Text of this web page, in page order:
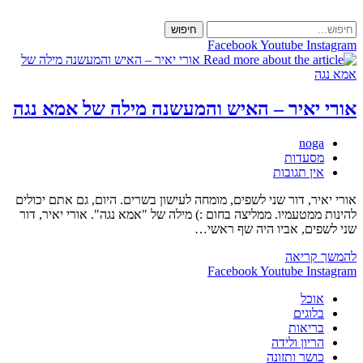
to
content
חיפוש
FacebookYoutube Instagram
אורי יאיר – האיש והמעשנה מילה של אמא נגה
מחבר:
noga
קטגוריה:
מסעדות
תגובות:
אין תגובות
אורי יאיר, דור שני לשפים, מומחה לעישון בשרים. היום, גם אתם יכולים
להינות ממטעמיו. ממליצה בחום :) מילה של "אמא נגה". אורי יאיר, דור
שני לשפים, אביו היה שף ראשי…
להמשך קריאהאורי
יאיר
של
אמא
FacebookYoutube Instagram
אוכל
בלוגים
בריאות
הריון ולידה
כושר ותזונה